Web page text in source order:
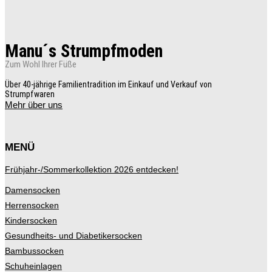
Manu´s Strumpfmoden
Zum Wohl Ihrer Füße
Über 40-jährige Familientradition im Einkauf und Verkauf von
Strumpfwaren
Mehr über uns
MENÜ
Frühjahr-/Sommerkollektion 2026 entdecken!
Damensocken
Herrensocken
Kindersocken
Gesundheits- und Diabetikersocken
Bambussocken
Schuheinlagen